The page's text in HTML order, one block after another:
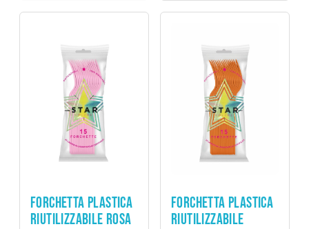
FORCHETTA PLASTICA
RIUTILIZZABILE ROSA
FORCHETTA PLASTICA
RIUTILIZZABILE